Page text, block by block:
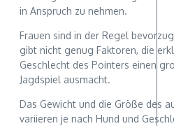
in Anspruch zu nehmen.
Frauen sind in der Regel
gibt nicht genug Faktoren, die
Geschlecht des Pointers einen
Jagdspiel ausmacht.
Das Gewicht und die Größe des
variieren je nach Hund und